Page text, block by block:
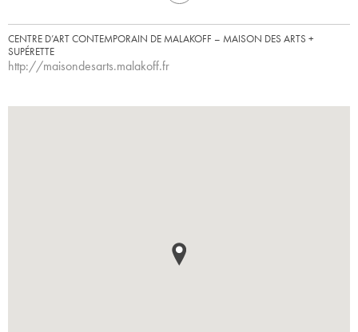
CENTRE D’ART CONTEMPORAIN DE MALAKOFF – MAISON DES ARTS +
SUPÉRETTE
http://maisondesarts.malakoff.fr